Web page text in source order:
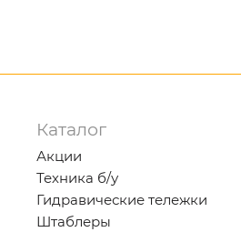
Каталог
Акции
Техника б/у
Гидравические тележки
Штаблеры